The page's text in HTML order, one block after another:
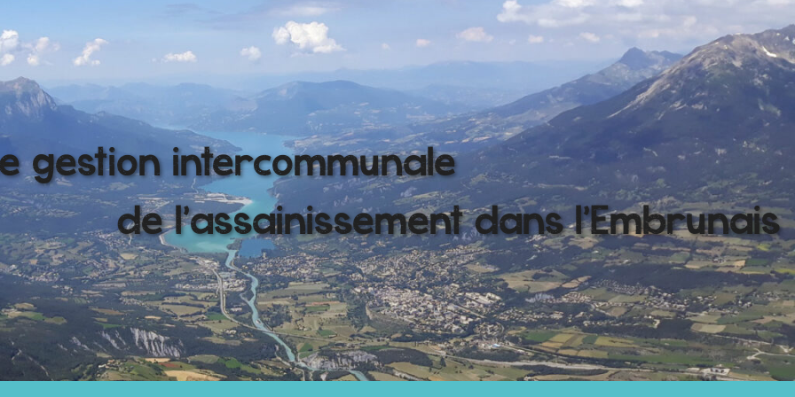
gestion intercommunale
de l'assainissement dans l'Embrunais